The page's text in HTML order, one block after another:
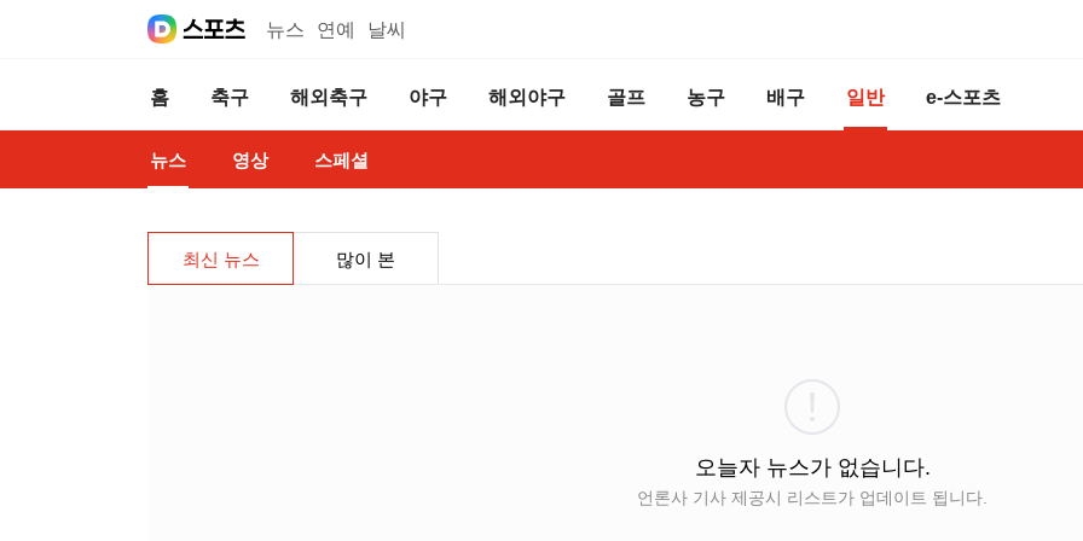
뉴스 연예 날씨
홈 축구 해외축구 야구 해외야구 골프 농구 배구 일반 e-스포츠
뉴스 영상 스페셜
최신 뉴스 많이 본
오늘자 뉴스가 없습니다.
언론사 기사 제공시 리스트가 업데이트 됩니다.